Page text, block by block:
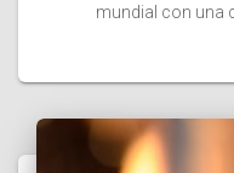
mundial con una